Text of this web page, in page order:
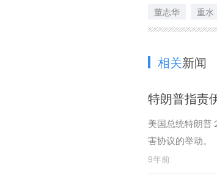
董志华 重水
相关新闻
特朗普指责
美国总统特朗普
害协议的举动。
9年前